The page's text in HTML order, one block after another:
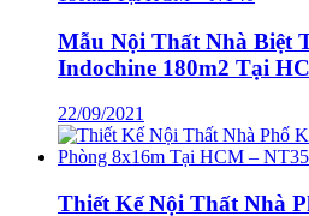
Mẫu Nội Thất Nhà Biệt
Indochine 180m2 Tại
22/09/2021
Thiết Kế Nội Thất Nhà